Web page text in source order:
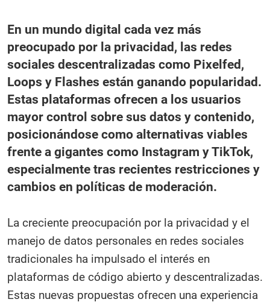
En un mundo digital cada vez más
preocupado por la privacidad, las redes
sociales descentralizadas como Pixelfed,
Loops y Flashes están ganando popularidad.
Estas plataformas ofrecen a los usuarios
mayor control sobre sus datos y contenido,
posicionándose como alternativas viables
frente a gigantes como Instagram y TikTok,
especialmente tras recientes restricciones y
cambios en políticas de moderación.
La creciente preocupación por la privacidad y el
manejo de datos personales en redes sociales
tradicionales ha impulsado el interés en
plataformas de código abierto y descentralizadas.
Estas nuevas propuestas ofrecen una experiencia